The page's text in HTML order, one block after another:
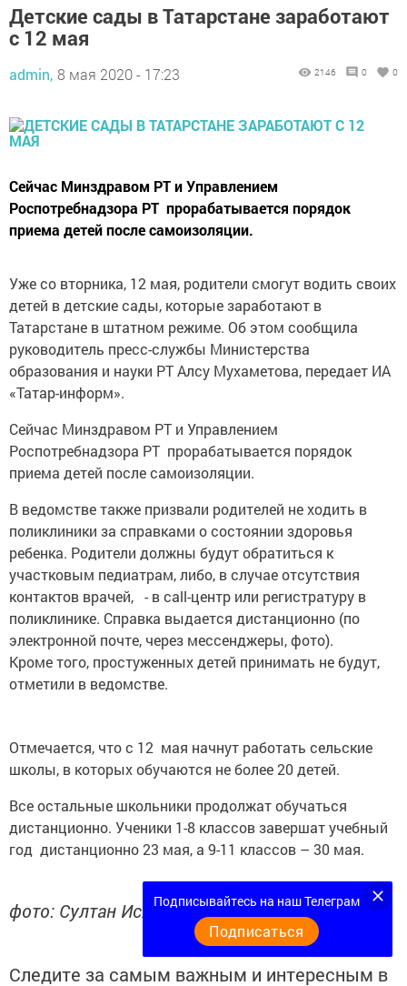
Детские сады в Татарстане заработают
с 12 мая
admin, 8 мая 2020 - 17:23 2146 0 0
Сейчас Минздравом РТ и Управлением
Роспотребнадзора РТ прорабатывается порядок
приема детей после самоизоляции.
Уже со вторника, 12 мая, родители смогут водить своих
детей в детские сады, которые заработают в
Татарстане в штатном режиме. Об этом сообщила
руководитель пресс-службы Министерства
образования и науки РТ Алсу Мухаметова, передает ИА
«Татар-информ».
Сейчас Минздравом РТ и Управлением
Роспотребнадзора РТ прорабатывается порядок
приема детей после самоизоляции.
В ведомстве также призвали родителей не ходить в
поликлиники за справками о состоянии здоровья
ребенка. Родители должны будут обратиться к
участковым педиатрам, либо, в случае отсутствия
контактов врачей, - в call-центр или регистратуру в
поликлинике. Справка выдается дистанционно (по
электронной почте, через мессенджеры, фото).
Кроме того, простуженных детей принимать не будут,
отметили в ведомстве.
Отмечается, что с 12 мая начнут работать сельские
школы, в которых обучаются не более 20 детей.
Все остальные школьники продолжат обучаться
дистанционно. Ученики 1-8 классов завершат учебный
год дистанционно 23 мая, а 9-11 классов – 30 мая.
фото: Султан Исхаков
Следите за самым важным и интересным в
Подписывайтесь на наш Телеграм
Подписаться